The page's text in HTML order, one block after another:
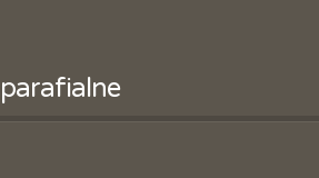
parafialne